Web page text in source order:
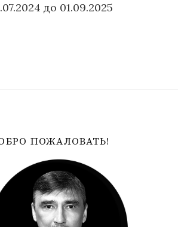
до 01.09.2025
ПОЖАЛОВАТЬ!